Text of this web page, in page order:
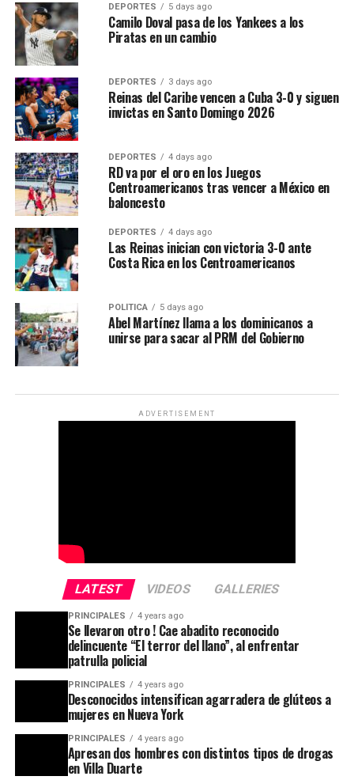
DEPORTES 5 days ago
Camilo Doval pasa de los Yankees a los
Piratas en un cambio
DEPORTES 3 days ago
Reinas del Caribe vencen a Cuba 3-0 y siguen
invictas en Santo Domingo 2026
DEPORTES 4 days ago
RD va por el oro en los Juegos
Centroamericanos tras vencer a México en
baloncesto
DEPORTES 4 days ago
Las Reinas inician con victoria 3-0 ante
Costa Rica en los Centroamericanos
POLÍTICA 5 days ago
Abel Martínez llama a los dominicanos a
unirse para sacar al PRM del Gobierno
ADVERTISEMENT
LATEST VIDEOS GALLERIES
PRINCIPALES 4 years ago
Se llevaron otro ! Cae abadito reconocido
delincuente “El terror del llano”, al enfrentar
patrulla policial
PRINCIPALES 4 years ago
Desconocidos intensifican agarradera de glúteos a
mujeres en Nueva York
PRINCIPALES 4 years ago
Apresan dos hombres con distintos tipos de drogas
en Villa Duarte